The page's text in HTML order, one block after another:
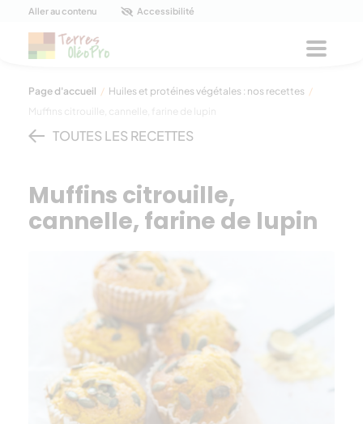
Panneau de gestion des cookies
Aller au contenu Accessibilité
Page d'accueil / Huiles et protéines végétales : nos recettes /
Muffins citrouille, cannelle, farine de lupin
TOUTES LES RECETTES
Muffins citrouille,
cannelle, farine de lupin